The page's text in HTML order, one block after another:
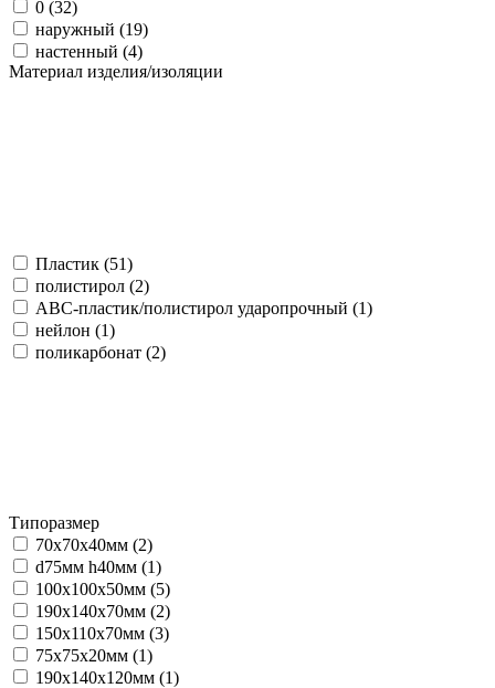
0 (32)
наружный (19)
настенный (4)
Материал изделия/изоляции
Пластик (51)
полистирол (2)
АВС-пластик/полистирол ударопрочный (1)
нейлон (1)
поликарбонат (2)
Типоразмер
70х70х40мм (2)
d75мм h40мм (1)
100х100х50мм (5)
190х140х70мм (2)
150х110х70мм (3)
75х75х20мм (1)
190х140х120мм (1)